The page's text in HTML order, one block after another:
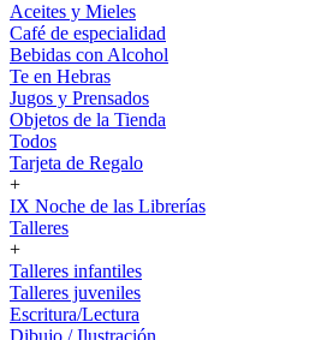
Aceites y Mieles
Café de especialidad
Bebidas con Alcohol
Te en Hebras
Jugos y Prensados
Objetos de la Tienda
Todos
Tarjeta de Regalo
+
IX Noche de las Librerías
Talleres
+
Talleres infantiles
Talleres juveniles
Escritura/Lectura
Dibujo / Ilustración